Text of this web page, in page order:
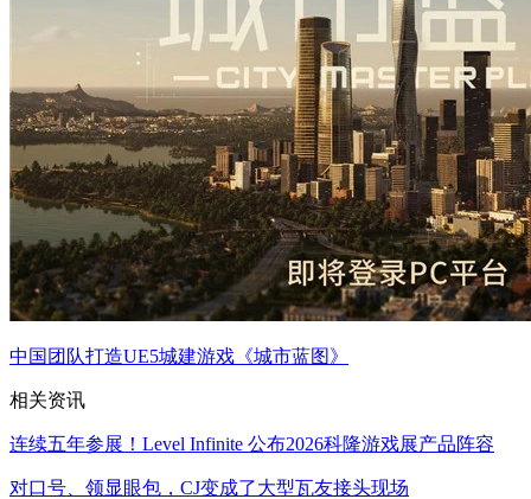
中国团队打造UE5城建游戏《城市蓝图》
相关资讯
连续五年参展！Level Infinite 公布2026科隆游戏展产品阵容
对口号、领显眼包，CJ变成了大型瓦友接头现场